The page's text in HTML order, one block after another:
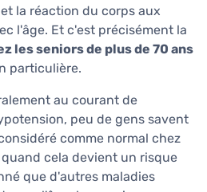
la réaction du corps aux
l'âge. Et c'est précisément la
les seniors de plus de 70 ans
particulière.
au courant de
peu de gens savent
comme normal chez
cela devient un risque
que d'autres maladies